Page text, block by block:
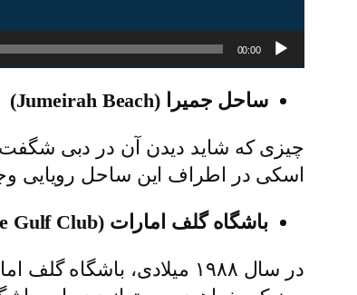
00:00
ساحل جمیرا (Jumeirah Beach)
چیزی که شاید دیدن آن در دبی
اسکی در اطراف این ساحل رویایی
باشگاه گلف امارات (Emirate Gulf Club)
در سال ۱۹۸۸ میلادی،